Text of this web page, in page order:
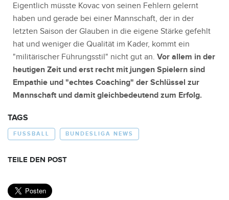
Eigentlich müsste Kovac von seinen Fehlern gelernt
haben und gerade bei einer Mannschaft, der in der
letzten Saison der Glauben in die eigene Stärke gefehlt
hat und weniger die Qualität im Kader, kommt ein
"militärischer Führungsstil" nicht gut an. Vor allem in der
heutigen Zeit und erst recht mit jungen Spielern sind
Empathie und "echtes Coaching" der Schlüssel zur
Mannschaft und damit gleichbedeutend zum Erfolg.
TAGS
FUSSBALL BUNDESLIGA NEWS
TEILE DEN POST